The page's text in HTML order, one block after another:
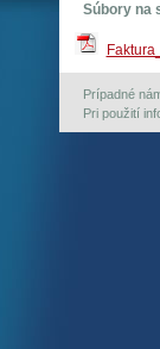
Súbory na
Prípadné
Pri použití